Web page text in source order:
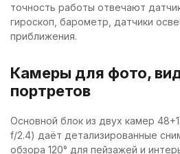
точность работы отвечают
гироскоп, барометр, датчики
приближения.
Камеры для фото,
портретов
Основной блок из двух камер
f/2.4) даёт детализированные
обзора 120° для пейзажей и